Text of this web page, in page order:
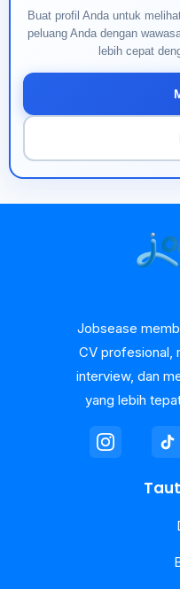
Buat profil Anda untuk
peluang Anda dengan
lebih cepat
Jobsease
CV profesional,
interview, dan
yang lebih